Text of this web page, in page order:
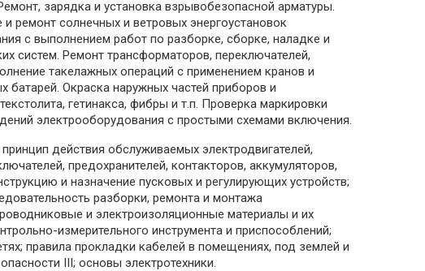
зарядка и установка взрывобезопасной арматуры.
ремонт солнечных и ветровых энергоустановок
с выполнением работ по разборке, сборке, наладке и
систем. Ремонт трансформаторов, переключателей,
такелажных операций с применением кранов и
батарей. Окраска наружных частей приборов и
гетинакса, фибры и т.п. Проверка маркировки
электрооборудования с простыми схемами включения.
действия обслуживаемых электродвигателей,
предохранителей, контакторов, аккумуляторов,
и назначение пусковых и регулирующих устройств;
разборки, ремонта и монтажа
и электроизоляционные материалы и их
измерительного инструмента и приспособлений;
правила прокладки кабелей в помещениях, под землей и
III; основы электротехники.